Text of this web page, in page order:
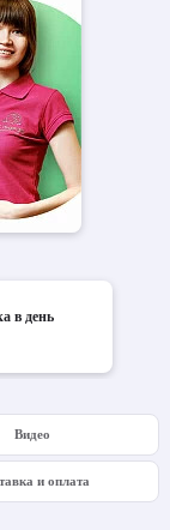
в день
Видео
и оплата